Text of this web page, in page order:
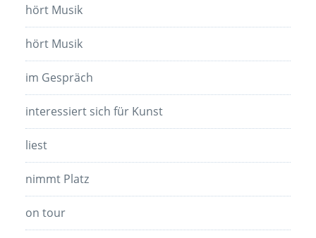
hört Musik
hört Musik
im Gespräch
interessiert sich für Kunst
liest
nimmt Platz
on tour